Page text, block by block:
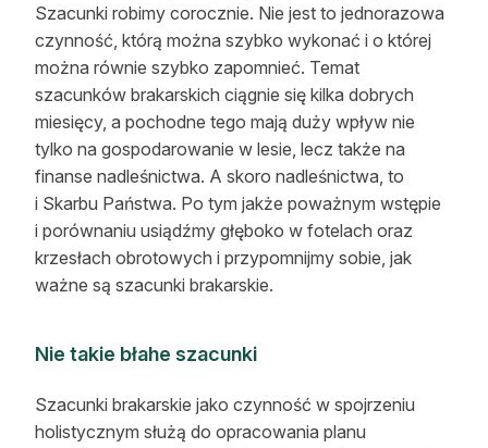
Szacunki robimy corocznie. Nie jest to jednorazowa
czynność, którą można szybko wykonać i o której
można równie szybko zapomnieć. Temat
szacunków brakarskich ciągnie się kilka dobrych
miesięcy, a pochodne tego mają duży wpływ nie
tylko na gospodarowanie w lesie, lecz także na
finanse nadleśnictwa. A skoro nadleśnictwa, to
i Skarbu Państwa. Po tym jakże poważnym wstępie
i porównaniu usiądźmy głęboko w fotelach oraz
krzesłach obrotowych i przypomnijmy sobie, jak
ważne są szacunki brakarskie.
Nie takie błahe szacunki
Szacunki brakarskie jako czynność w spojrzeniu
holistycznym służą do opracowania planu